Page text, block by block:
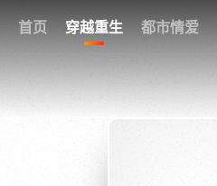
首页 穿越重生 都市情爱
我的观影记录